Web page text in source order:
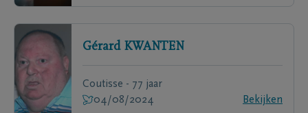
Gérard KWANTEN
Coutisse - 77 jaar
04/08/2024
Bekijken